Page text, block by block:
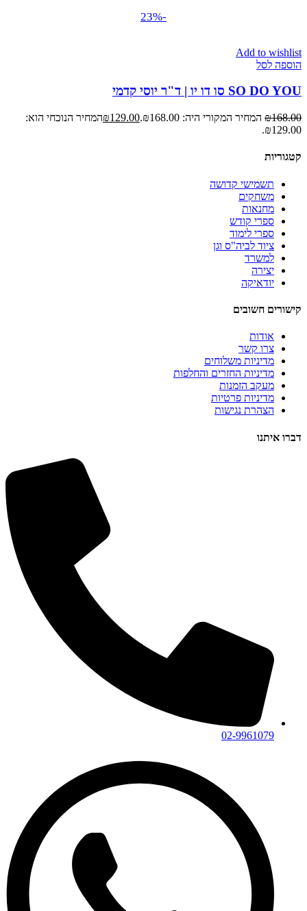
-23%
Add to wishlist
הוספה לסל
SO DO YOU סו דו יו | ד"ר יוסי קדמי
₪168.00 המחיר המקורי היה: ₪168.00. ₪129.00
המחיר הנוכחי הוא:
₪129.00.
קטגוריות
תשמישי קדושה
משחקים
מחנאות
ספרי קודש
ספרי לימוד
ציוד לביה"ס וגן
למשרד
יצירה
יודאיקה
קישורים חשובים
אודות
צרו קשר
מדיניות משלוחים
מדיניות החזרים והחלפות
מעקב הזמנות
מדיניות פרטיות
הצהרת נגישות
דברו איתנו
02-9961079